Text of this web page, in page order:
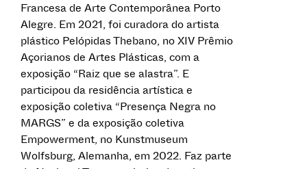
Francesa de Arte Contemporânea Porto
Alegre. Em 2021, foi curadora do artista
plástico Pelópidas Thebano, no XIV Prêmio
Açorianos de Artes Plásticas, com a
exposição “Raiz que se alastra”. E
participou da residência artística e
exposição coletiva “Presença Negra no
MARGS” e da exposição coletiva
Empowerment, no Kunstmuseum
Wolfsburg, Alemanha, em 2022. Faz parte